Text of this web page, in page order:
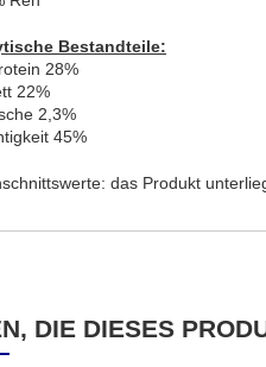
Bestandteile:
28%
22%
2,3%
45%
das Produkt
DIE DIESES